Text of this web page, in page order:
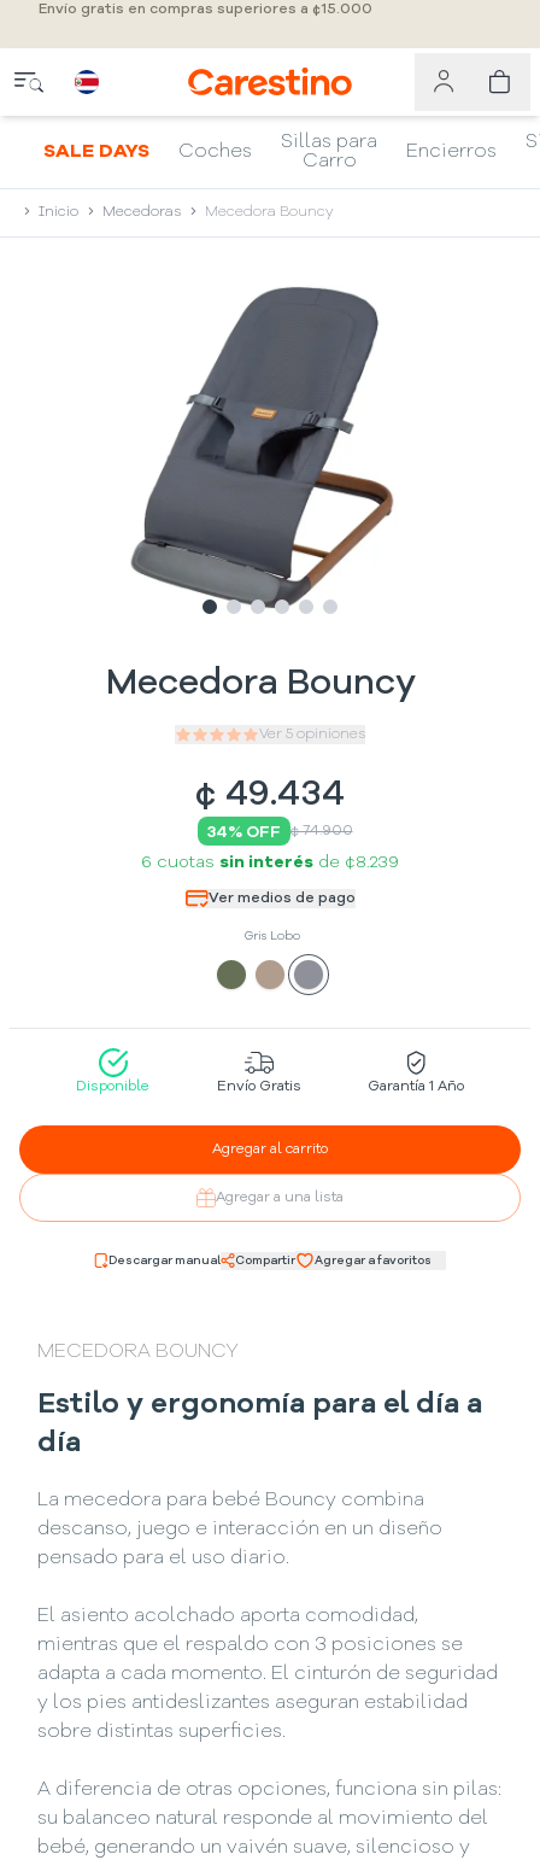
Envío gratis en compras superiores a ¢15.000
SALE DAYS Coches
Sillas para
Carro
Encierros
Inicio Mecedoras Mecedora Bouncy
Slide1
Slide2
Slide3
Slide4
SlideSlide
Mecedora Bouncy
Ver 5 opiniones
¢ 49.434
34% OFF ¢ 74.900
6 cuotas sin interésde ¢8.239
Ver medios de pago
Gris Lobo
Disponible Envío Gratis Garantía 1 Año
Agregar al carrito
Agregar a una lista
Descargar manual Compartir Agregar a favoritos
MECEDORA BOUNCY
Estilo y ergonomía para el día a
día
La mecedora para bebé Bouncy combina
descanso, juego e interacción en un diseño
pensado para el uso diario.
El asiento acolchado aporta comodidad,
mientras que el respaldo con 3 posiciones se
adapta a cada momento. El cinturón de seguridad
y los pies antideslizantes aseguran estabilidad
sobre distintas superficies.
A diferencia de otras opciones, funciona sin pilas:
su balanceo natural responde al movimiento del
bebé, generando un vaivén suave, silencioso y